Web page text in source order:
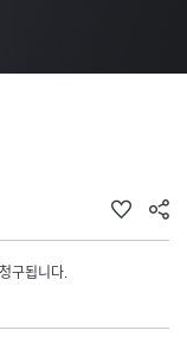
구됩니다.